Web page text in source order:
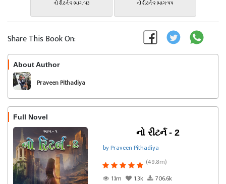
નો રીટર્ન-૨ ભાગ-૫૩ નો રીટર્ન-૨ ભાગ-૫૫
Share This Book On:
About Author
Praveen Pithadiya
Full Novel
નો રીટર્ન - 2
by Praveen Pithadiya
(49.8m)
1.1m
1.3k 706.6k